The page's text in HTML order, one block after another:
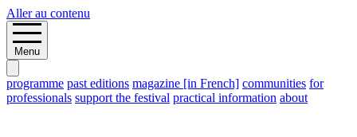
Aller au contenu
Menu
programme past editions magazine [in French] communities for
professionals support the festival practical information about